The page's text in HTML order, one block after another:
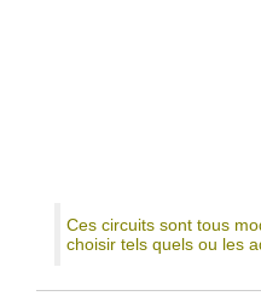
Ces circuits sont tous
choisir tels quels ou les